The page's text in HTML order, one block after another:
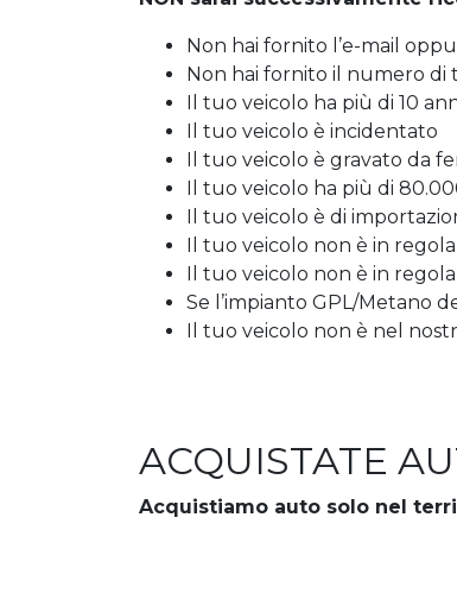
Non hai fornito l’e-mail
Non hai fornito il numero
Il tuo veicolo ha più di 10
Il tuo veicolo è incidentato
Il tuo veicolo è gravato da
Il tuo veicolo ha più di
Il tuo veicolo è di
Il tuo veicolo non è in
Il tuo veicolo non è in
Se l’impianto GPL/Metano
Il tuo veicolo non è nel
ACQUISTATE
Acquistiamo auto solo nel